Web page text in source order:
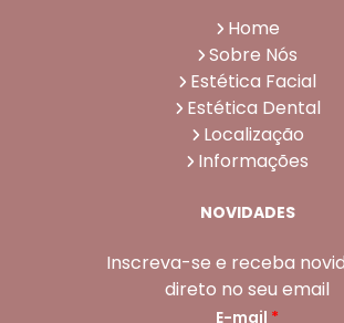
Home
Sobre Nós
Estética Facial
Estética Dental
Localização
Informações
NOVIDADES
Inscreva-se e receba
direto no seu email
E-mail *